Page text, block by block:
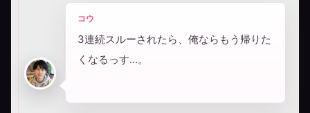
コウ
3連続スルーされたら、俺ならもう帰りた
くなるっす…。